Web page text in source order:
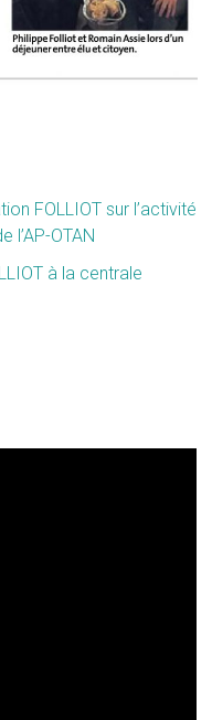
FOLLIOT sur l’activité
l’AP-OTAN
à la centrale